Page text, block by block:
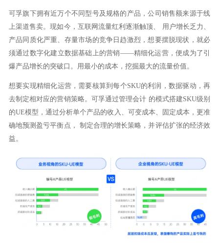
可孚旗下拥有近万个不同型号及规格的产品，公司销售额来源于线
上渠道售卖。现如今，互联网流量红利逐渐触顶、 用户增长乏力、
产品同质化严重、存量市场的竞争日趋激烈，想要摆脱现状，就必
须通过数字化建立数据基础上的营销——精细化运营，便成为了引
爆产品增长的突破口。用最小的成本，挖掘最大的流量价值。
想要实现精细化运营，需要核算到每个SKU的利润，数据驱动，再
去制定相对应的营销策略。可孚通过管理会计 的模式搭建SKU级别
的UE模型，通过分析单个产品的收入、可变成本、固定成本，更准
确地预测盈亏平衡点， 制定合理的增长策略，并评估扩张的经济效
益。